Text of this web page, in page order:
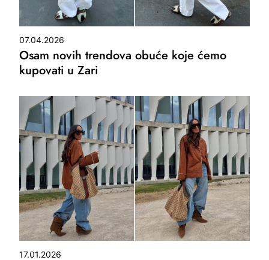
07.04.2026
Osam novih trendova obuće koje ćemo
kupovati u Zari
17.01.2026